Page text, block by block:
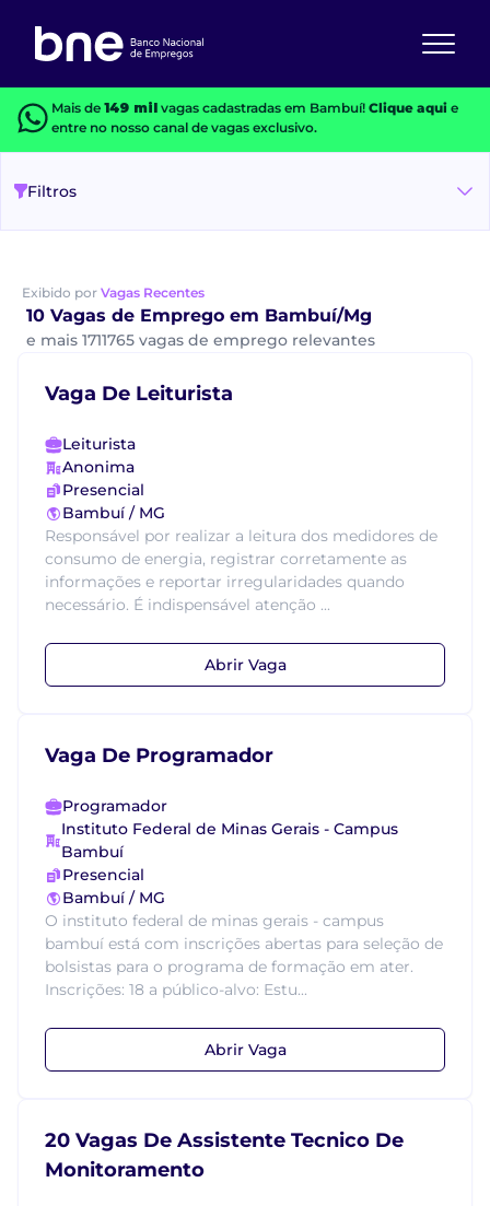
Mais de 149 milvagas cadastradas em Bambuí! Clique aquie
entre no nosso canal de vagas exclusivo.
Filtros
Exibido por Vagas Recentes
10 Vagas de Emprego em Bambuí/Mg
e mais 1711765 vagas de emprego relevantes
Vaga De Leiturista
Leiturista
Anonima
Presencial
Bambuí / MG
Responsável por realizar a leitura dos medidores de
consumo de energia, registrar corretamente as
informações e reportar irregularidades quando
necessário. É indispensável atenção ...
Abrir Vaga
Vaga De Programador
Programador
Instituto Federal de Minas Gerais - Campus
Bambuí
Presencial
Bambuí / MG
O instituto federal de minas gerais - campus
bambuí está com inscrições abertas para seleção de
bolsistas para o programa de formação em ater.
Inscrições: 18 a público-alvo: Estu...
Abrir Vaga
20 Vagas De Assistente Tecnico De
Monitoramento